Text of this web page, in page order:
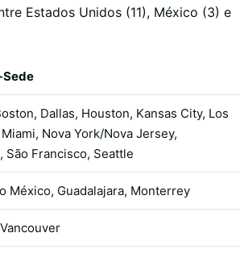
Estados Unidos (11), México (3) e
Dallas, Houston, Kansas City, Los
Nova York/Nova Jersey,
São Francisco, Seattle
México, Guadalajara, Monterrey